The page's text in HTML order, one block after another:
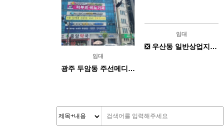
임대
광주 두암동 주선메디컬빌딩 6층 상가 임대 1억 /350만원
H
임대
❎ 우산동 일반상업지역 2층 상가 !